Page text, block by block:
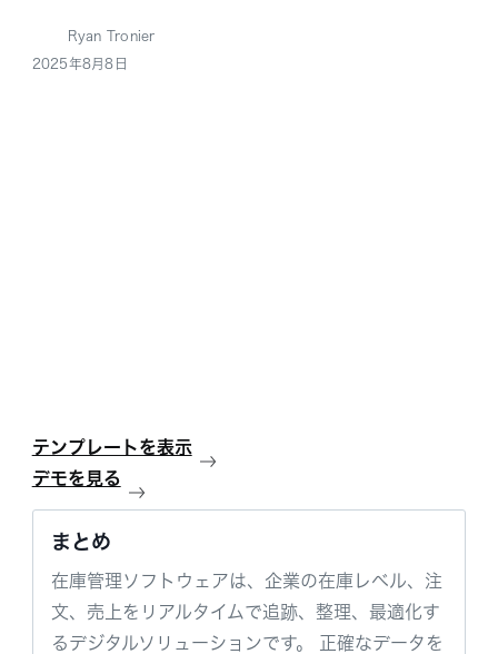
Ryan Tronier
2025年8月8日
テンプレートを表示
デモを見る
まとめ
在庫管理ソフトウェアは、企業の在庫レベル、注
文、売上をリアルタイムで追跡、整理、最適化す
るデジタルソリューションです。 正確なデータを